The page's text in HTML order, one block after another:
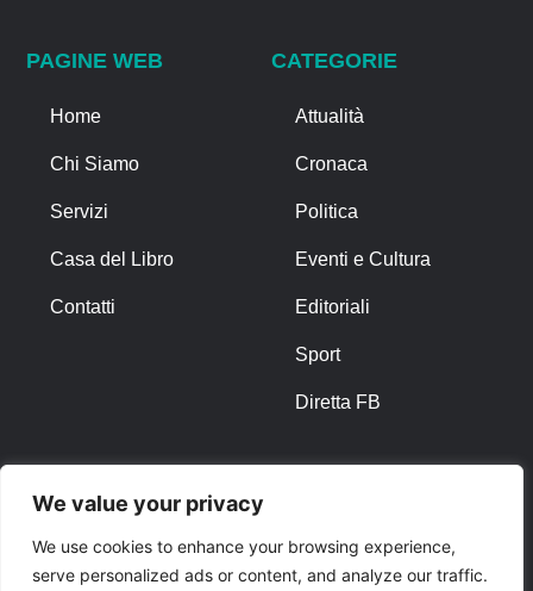
We value your privacy
We use cookies to enhance your browsing experience,
serve personalized ads or content, and analyze our traffic.
PAGINE WEB
Home
Chi Siamo
Servizi
Casa del Libro
Contatti
CATEGORIE
Attualità
Cronaca
Politica
Eventi e Cultura
Editoriali
Sport
Diretta FB
Privacy Policy